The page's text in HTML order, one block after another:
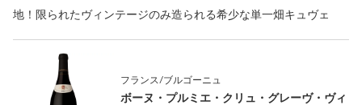
地！限られたヴィンテージのみ造られる希少な単一畑キュヴェ
フランス/ブルゴーニュ
ボーヌ・プルミエ・クリュ・グレーヴ・ヴィ